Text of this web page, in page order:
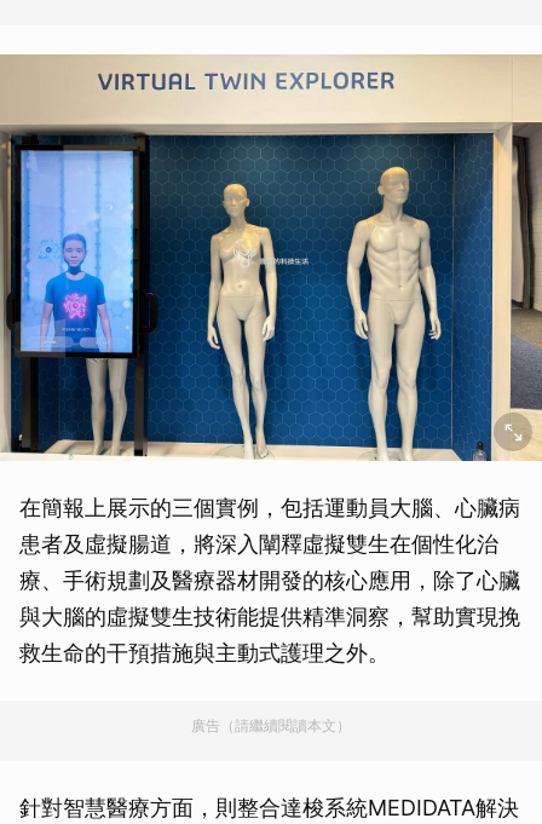
在簡報上展示的三個實例，包括運動員大腦、心臟病
患者及虛擬腸道，將深入闡釋虛擬雙生在個性化治
療、手術規劃及醫療器材開發的核心應用，除了心臟
與大腦的虛擬雙生技術能提供精準洞察，幫助實現挽
救生命的干預措施與主動式護理之外。
廣告（請繼續閱讀本文）
針對智慧醫療方面，則整合達梭系統MEDIDATA解決